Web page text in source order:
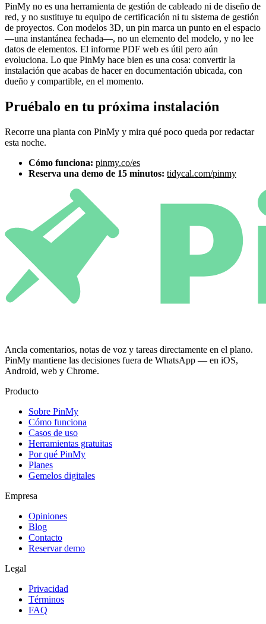
PinMy no es una herramienta de gestión de cableado ni de diseño de
red, y no sustituye tu equipo de certificación ni tu sistema de gestión
de proyectos. Con modelos 3D, un pin marca un punto en el espacio
—una instantánea fechada—, no un elemento del modelo, y no lee
datos de elementos. El informe PDF web es útil pero aún
evoluciona. Lo que PinMy hace bien es una cosa: convertir la
instalación que acabas de hacer en documentación ubicada, con
dueño y compartible, en el momento.
Pruébalo en tu próxima instalación
Recorre una planta con PinMy y mira qué poco queda por redactar
esta noche.
Cómo funciona: pinmy.co/es
Reserva una demo de 15 minutos: tidycal.com/pinmy
Ancla comentarios, notas de voz y tareas directamente en el plano.
PinMy mantiene las decisiones fuera de WhatsApp — en iOS,
Android, web y Chrome.
Producto
Sobre PinMy
Cómo funciona
Casos de uso
Herramientas gratuitas
Por qué PinMy
Planes
Gemelos digitales
Empresa
Opiniones
Blog
Contacto
Reservar demo
Legal
Privacidad
Términos
FAQ